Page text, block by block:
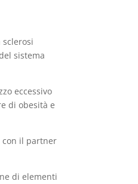
sistema
eccessivo
di obesità e
con il partner
di elementi